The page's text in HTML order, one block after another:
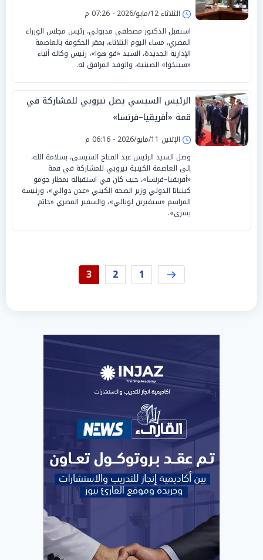
الثلاثاء 12/مايو/2026 - 07:26 م
استقبل الدكتور مصطفى مدبولي، رئيس مجلس الوزراء
المصري، مساء اليوم الثلاثاء، بمقر الحكومة بالعاصمة
الإدارية الجديدة، السيد «فو هوا»، رئيس وكالة أنباء
«شينخوا» الصينية، والوفد المرافق له.
الرئيس السيسي يصل نيروبي للمشاركة في
قمة «أفريقيا–فرنسا»
الإثنين 11/مايو/2026 - 06:16 م
وصل السيد الرئيس عبد الفتاح السيسي، بسلامة الله،
إلى العاصمة الكينية نيروبي للمشاركة في قمة
«أفريقيا–فرنسا»، حيث كان في استقباله بمطار جومو
كينياتا الدولي وزير الصحة الكيني «عدن دوالي»، ورئيسة
المراسم «سيفيرين لويالي»، والسفير المصري «حاتم
يسري».
1
2
3